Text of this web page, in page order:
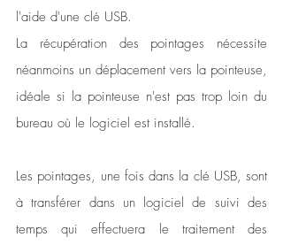
l'aide d'une clé USB.
La récupération des pointages nécessite
néanmoins un déplacement vers la pointeuse,
idéale si la pointeuse n'est pas trop loin du
bureau où le logiciel est installé.
Les pointages, une fois dans la clé USB, sont
à transférer dans un logiciel de suivi des
temps qui effectuera le traitement des